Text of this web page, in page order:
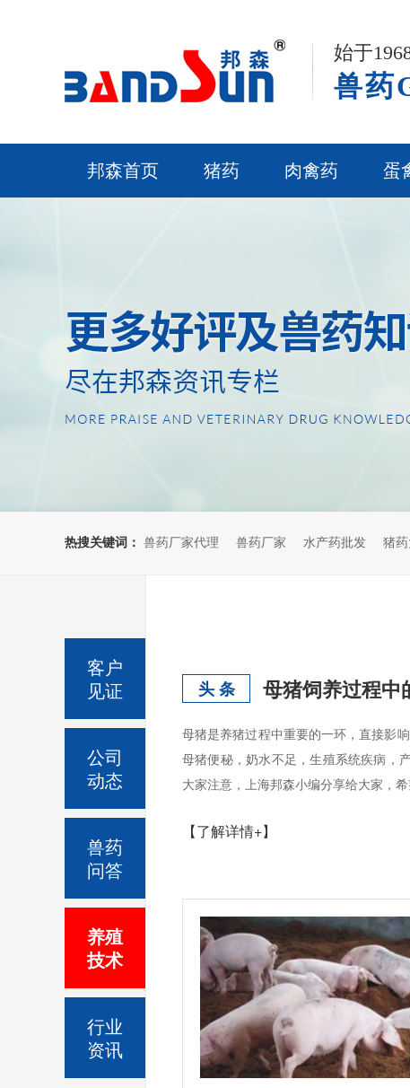
始于
兽药
邦森首页 猪药 肉禽药 蛋
热搜关键词： 兽药厂家代理 兽药厂家 水产药批发 猪
头 条 母猪饲养过程中
母猪是养猪过程中重要的一环，直接影
母猪便秘，奶水不足，生殖系统疾病，
大家注意，上海邦森小编分享给大家，希
【了解详情+】
客户
见证
公司
动态
兽药
问答
养殖
技术
行业
资讯